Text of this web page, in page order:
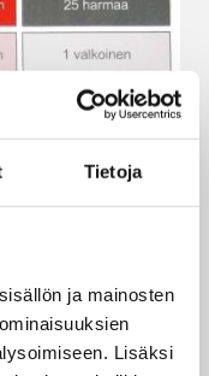
Tietoja
ja mainosten
Lisäksi